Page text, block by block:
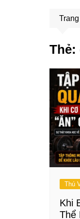
Thẻ:
Thú
Khi
Thể